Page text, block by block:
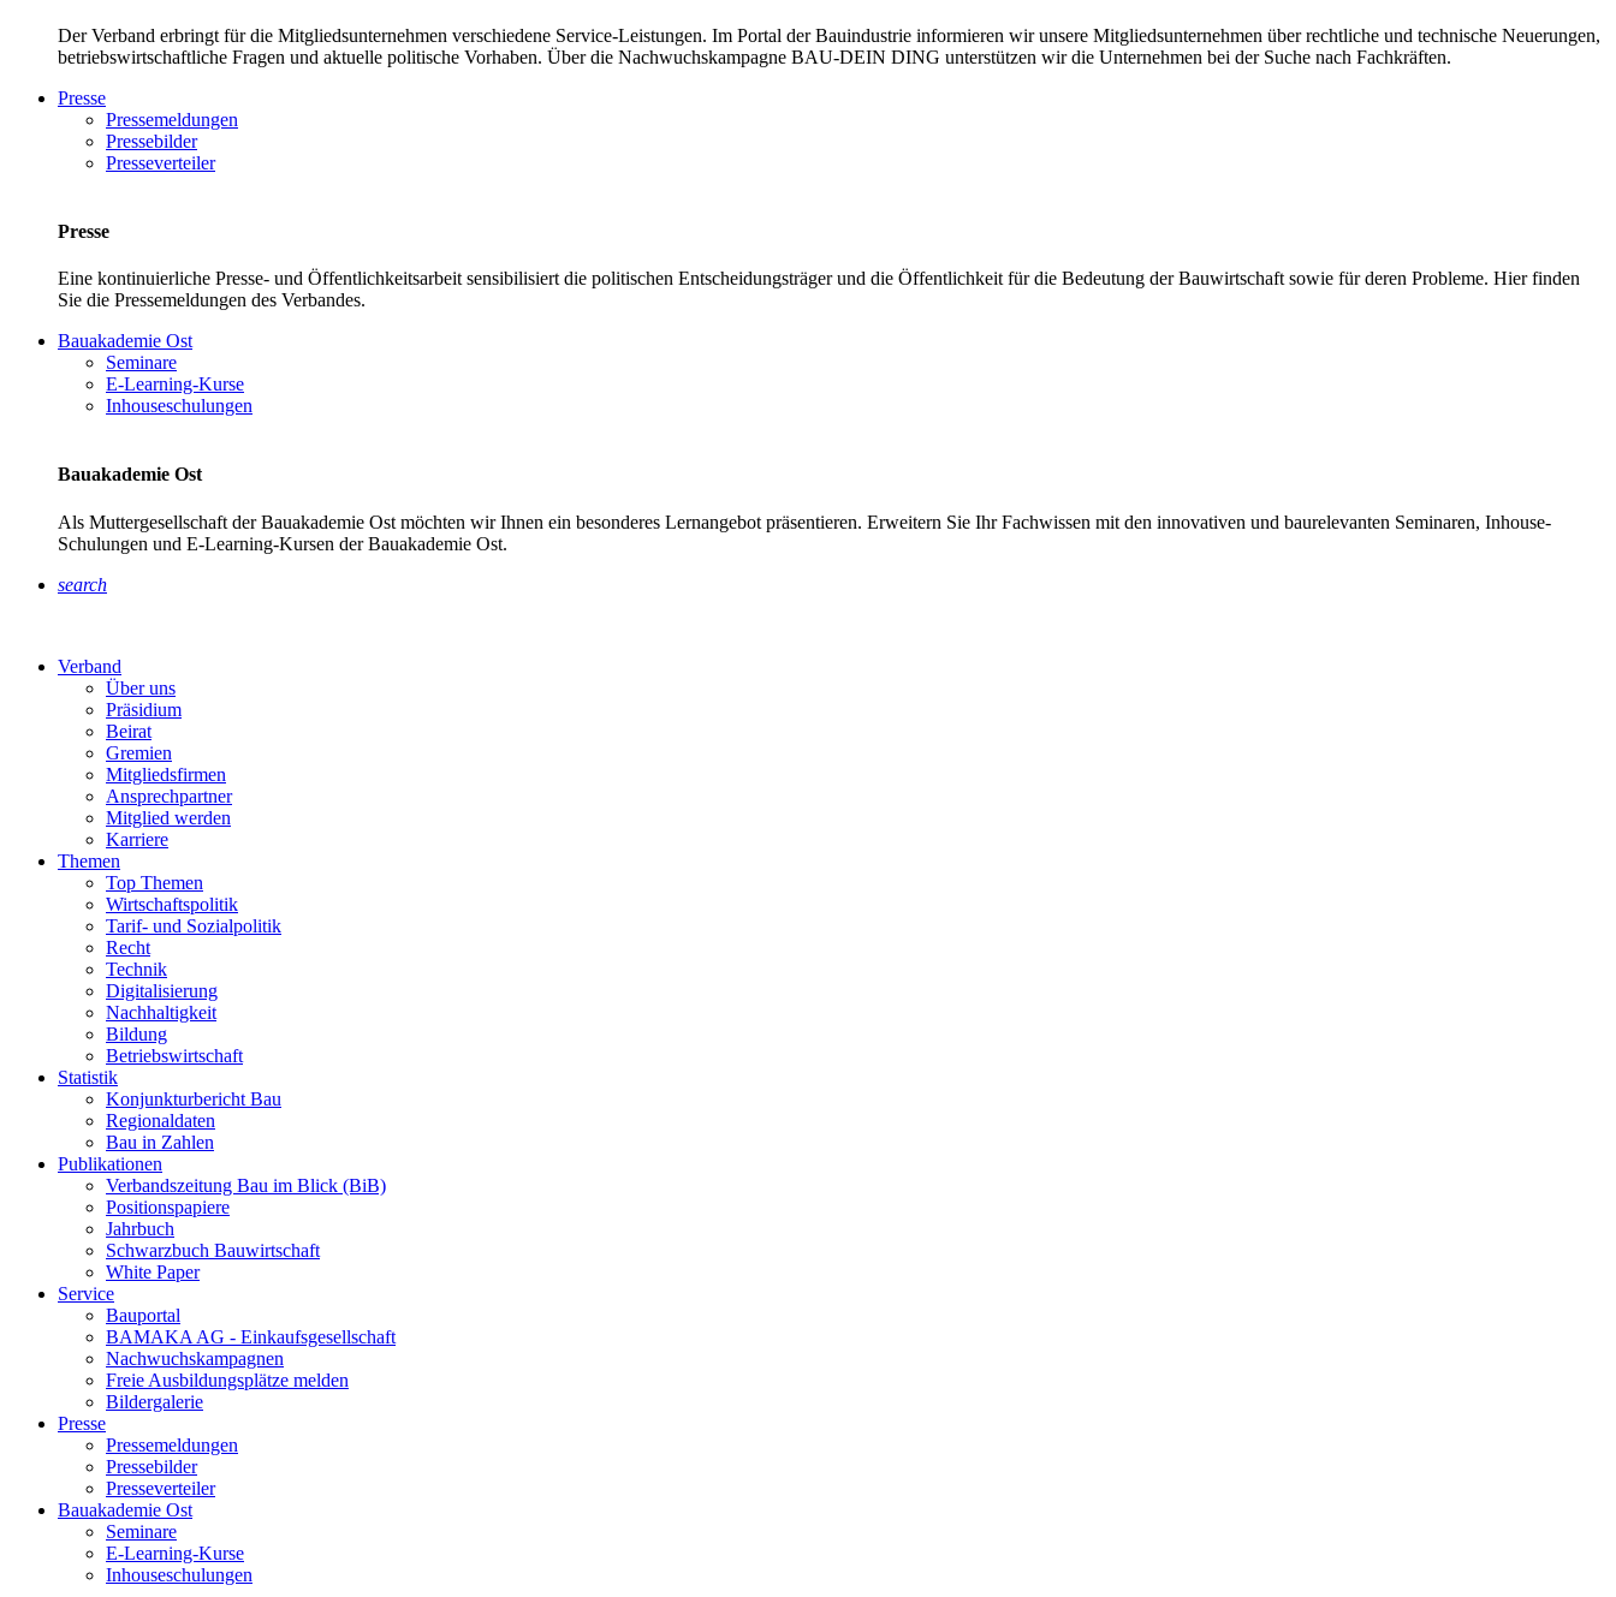
Der Verband erbringt für die Mitgliedsunternehmen verschiedene Service-Leistungen. Im Portal der Bauindustrie informieren wir unsere Mitgliedsunternehmen über rechtliche und technische Neuerungen,
betriebswirtschaftliche Fragen und aktuelle politische Vorhaben. Über die Nachwuchskampagne BAU-DEIN DING unterstützen wir die Unternehmen bei der Suche nach Fachkräften.
Presse
Pressemeldungen
Pressebilder
Presseverteiler
Presse
Eine kontinuierliche Presse- und Öffentlichkeitsarbeit sensibilisiert die politischen Entscheidungsträger und die Öffentlichkeit für die Bedeutung der Bauwirtschaft sowie für deren Probleme. Hier finden
Sie die Pressemeldungen des Verbandes.
Bauakademie Ost
Seminare
E-Learning-Kurse
Inhouseschulungen
Bauakademie Ost
Als Muttergesellschaft der Bauakademie Ost möchten wir Ihnen ein besonderes Lernangebot präsentieren. Erweitern Sie Ihr Fachwissen mit den innovativen und baurelevanten Seminaren, Inhouse-
Schulungen und E-Learning-Kursen der Bauakademie Ost.
search
Verband
Über uns
Präsidium
Beirat
Gremien
Mitgliedsfirmen
Ansprechpartner
Mitglied werden
Karriere
Themen
Top Themen
Wirtschaftspolitik
Tarif- und Sozialpolitik
Recht
Technik
Digitalisierung
Nachhaltigkeit
Bildung
Betriebswirtschaft
Statistik
Konjunkturbericht Bau
Regionaldaten
Bau in Zahlen
Publikationen
Verbandszeitung Bau im Blick (BiB)
Positionspapiere
Jahrbuch
Schwarzbuch Bauwirtschaft
White Paper
Service
Bauportal
BAMAKA AG - Einkaufsgesellschaft
Nachwuchskampagnen
Freie Ausbildungsplätze melden
Bildergalerie
Presse
Pressemeldungen
Pressebilder
Presseverteiler
Bauakademie Ost
Seminare
E-Learning-Kurse
Inhouseschulungen